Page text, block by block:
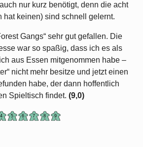
nur kurz benötigt, denn die acht
hat keinen) sind schnell gelernt.
Gangs“ sehr gut gefallen. Die
war so spaßig, dass ich es als
aus Essen mitgenommen habe –
nicht mehr besitze und jetzt einen
habe, der dann hoffentlich
Spieltisch findet. (9,0)